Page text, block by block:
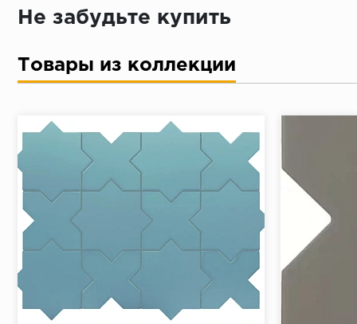
Не забудьте купить
Товары из коллекции